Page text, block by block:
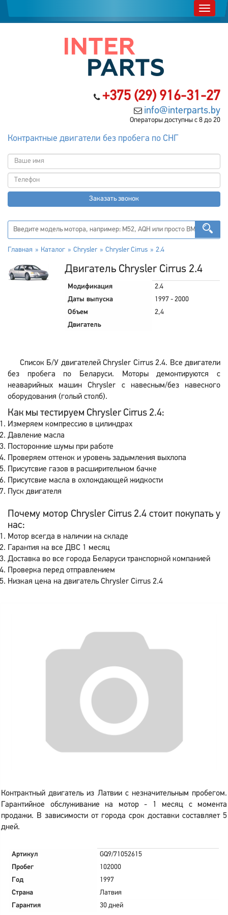
+375 (29) 916-31-27
info@interparts.by
Операторы доступны с 8 до 20
Контрактные двигатели без пробега по СНГ
Заказать звонок
Главная Каталог Chrysler Chrysler Cirrus 2.4
Двигатель Chrysler Cirrus 2.4
Модификация
2.4
Даты выпуска
1997 - 2000
Объем
2,4
Двигатель
Список Б/У двигателей Chrysler Cirrus 2.4. Все двигатели
без пробега по Беларуси. Моторы демонтируются с
неаварийных машин Chrysler с навесным/без навесного
оборудования (голый столб).
Как мы тестируем Chrysler Cirrus 2.4:
Измеряем компрессию в цилиндрах
Давление масла
Посторонние шумы при работе
Проверяем оттенок и уровень задымления выхлопа
Присутсвие газов в расширительном бачке
Присутсвие масла в охлождающей жидкости
Пуск двигателя
Почему мотор Chrysler Cirrus 2.4 стоит покупать у
нас:
Мотор всегда в наличии на складе
Гарантия на все ДВС 1 месяц
Доставка во все города Беларуси транспорной компанией
Проверка перед отправлением
Низкая цена на двигатель Chrysler Cirrus 2.4
Контрактный двигатель из Латвии с незначительным пробегом.
Гарантийное обслуживание на мотор - 1 месяц с момента
продажи. В зависимости от города срок доставки составляет 5
дней.
Артикул
GQ9/71052615
Пробег
102000
Год
1997
Страна
Латвия
Гарантия
30 дней